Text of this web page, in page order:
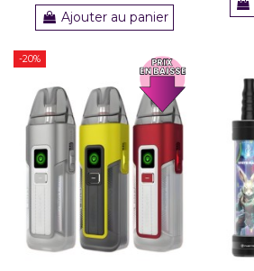
Ajouter au panier
-20%